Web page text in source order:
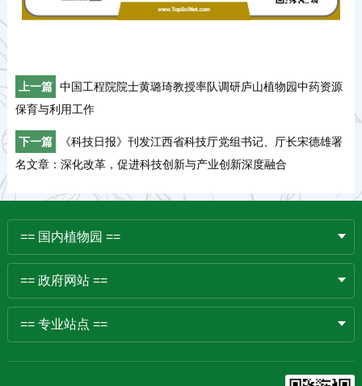
上一篇 中国工程院院士黄璐琦教授率队调研庐山植物园中药资源
保育与利用工作
下一篇
《科技日报》刊发江西省科技厅党组书记、厅长宋德雄署
名文章：深化改革，促进科技创新与产业创新深度融合
== 国内植物园 ==
== 政府网站 ==
== 专业站点 ==